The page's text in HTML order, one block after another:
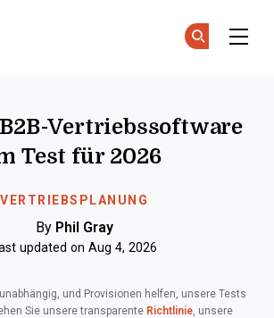
VERTRIEBSPLANUNG
Vertriebssoftware
Test für 2026
By Phil Gray
updated on Aug 4, 2026
und Provisionen helfen, unsere Tests
Sie unsere transparente Richtlinie, unsere